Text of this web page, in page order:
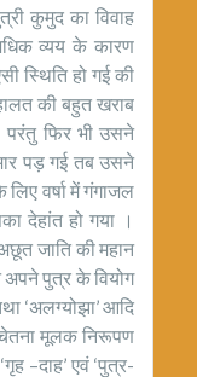
कुमुद का विवाह
व्यय के कारण
स्थिति हो गई की
की बहुत खराब
परंतु फिर भी उसने
पड़ गई तब उसने
वर्षा में गंगाजल
देहांत हो गया ।
अछूत जाति की महान
अपने पुत्र के वियोग
‘अलग्योझा’ आदि
चेतना मूलक निरूपण
–दाह’ एवं ‘पुत्र-